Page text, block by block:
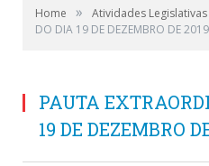
Home » Atividades Legislativas
DO DIA 19 DE DEZEMBRO DE 2019
PAUTA
19 DE DEZEMBRO